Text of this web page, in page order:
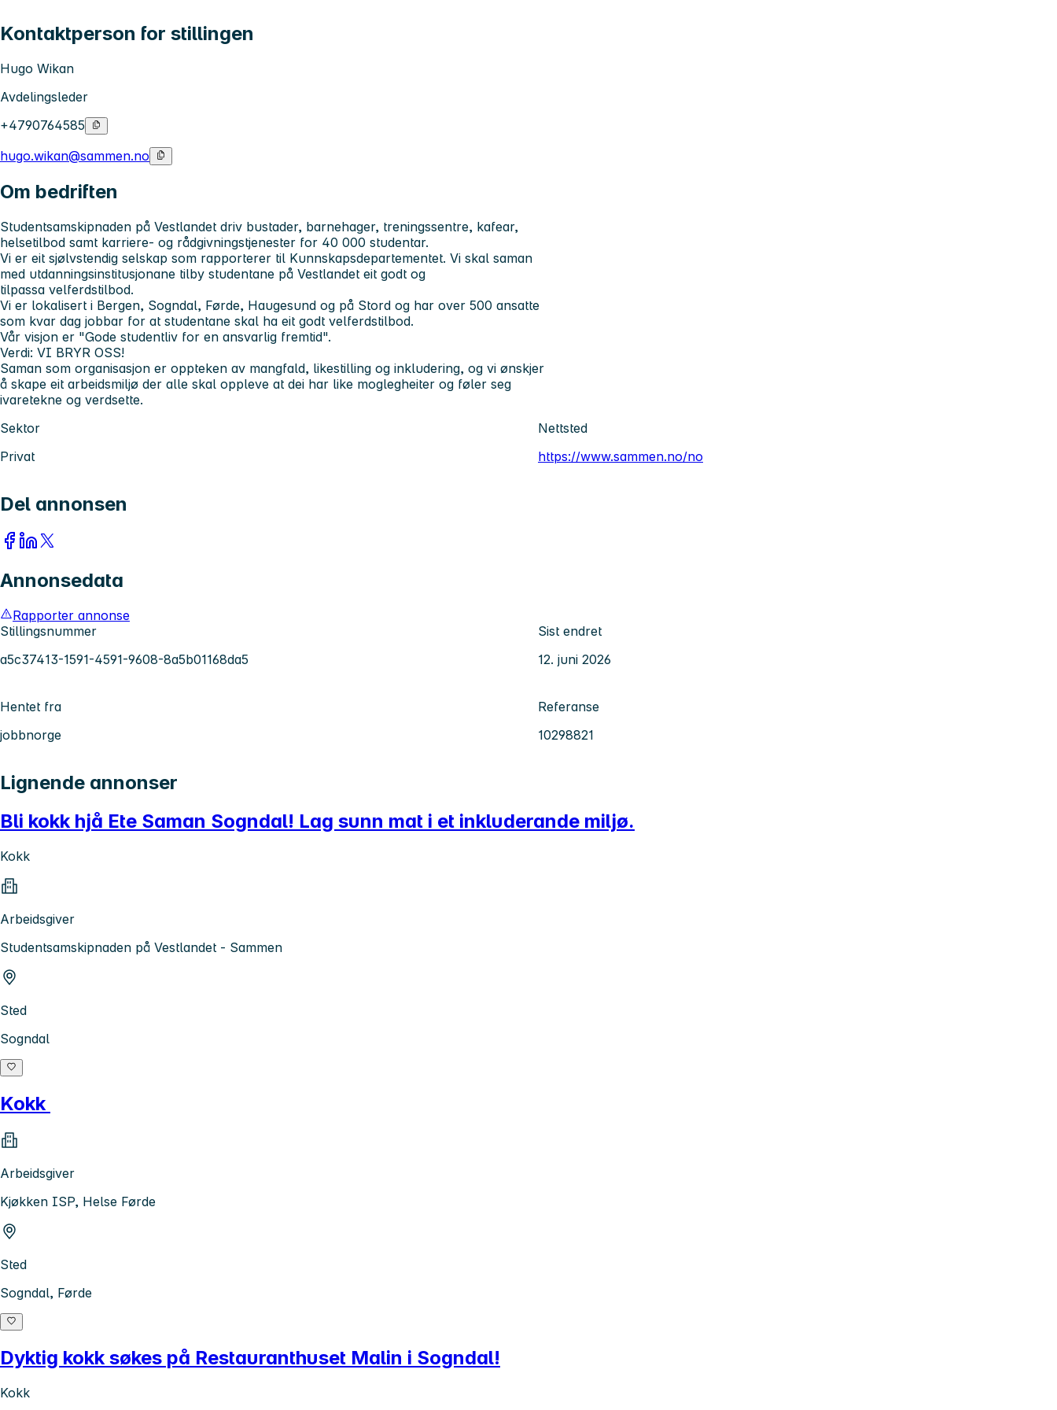
Kontaktperson for stillingen
Hugo Wikan
Avdelingsleder
+4790764585
hugo.wikan@sammen.no
Om bedriften
Studentsamskipnaden på Vestlandet driv bustader, barnehager, treningssentre, kafear,
helsetilbod samt karriere- og rådgivningstjenester for 40 000 studentar.
Vi er eit sjølvstendig selskap som rapporterer til Kunnskapsdepartementet. Vi skal saman
med utdanningsinstitusjonane tilby studentane på Vestlandet eit godt og
tilpassa velferdstilbod.
Vi er lokalisert i Bergen, Sogndal, Førde, Haugesund og på Stord og har over 500 ansatte
som kvar dag jobbar for at studentane skal ha eit godt velferdstilbod.
Vår visjon er "Gode studentliv for en ansvarlig fremtid".
Verdi: VI BRYR OSS!
Saman som organisasjon er oppteken av mangfald, likestilling og inkludering, og vi ønskjer
å skape eit arbeidsmiljø der alle skal oppleve at dei har like moglegheiter og føler seg
ivaretekne og verdsette.
Sektor
Privat
Nettsted
https://www.sammen.no/no
Del annonsen
Annonsedata
Rapporter annonse
Stillingsnummer
a5c37413-1591-4591-9608-8a5b01168da5
Sist endret
12. juni 2026
Hentet fra
jobbnorge
Referanse
10298821
Lignende annonser
Bli kokk hjå Ete Saman Sogndal! Lag sunn mat i et inkluderande miljø.
Kokk
Arbeidsgiver
Studentsamskipnaden på Vestlandet - Sammen
Sted
Sogndal
Kokk
Arbeidsgiver
Kjøkken ISP, Helse Førde
Sted
Sogndal, Førde
Dyktig kokk søkes på Restauranthuset Malin i Sogndal!
Kokk